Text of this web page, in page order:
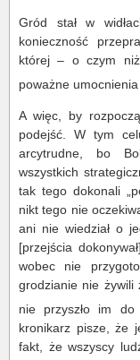
Gród stał w
konieczność
której – o czym
poważne
A więc, by
podejść. W tym
arcytrudne, bo
wszystkich
tak tego dokonali
nikt tego nie
ani nie wiedział o
[przejścia
wobec nie
grodzianie nie
nie przyszło im do
kronikarz pisze, że
fakt, że wszyscy